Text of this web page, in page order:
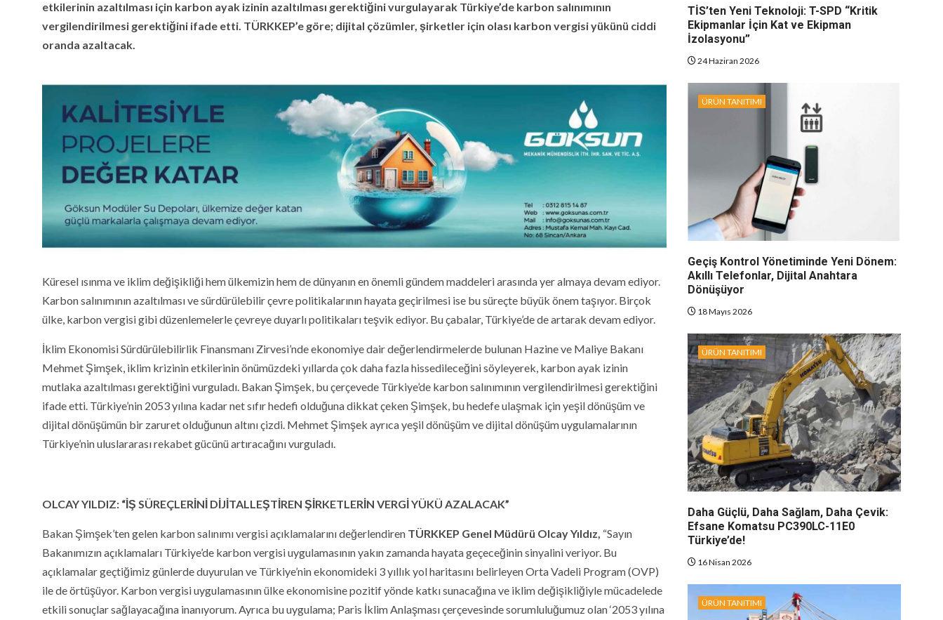
etkilerinin azaltılması için karbon ayak izinin azaltılması gerektiğini vurgulayarak Türkiye’de karbon salınımının
vergilendirilmesi gerektiğini ifade etti. TÜRKKEP’e göre; dijital çözümler, şirketler için olası karbon vergisi yükünü ciddi
oranda azaltacak.
Küresel ısınma ve iklim değişikliği hem ülkemizin hem de dünyanın en önemli gündem maddeleri arasında yer almaya devam ediyor.
Karbon salınımının azaltılması ve sürdürülebilir çevre politikalarının hayata geçirilmesi ise bu süreçte büyük önem taşıyor. Birçok
ülke, karbon vergisi gibi düzenlemelerle çevreye duyarlı politikaları teşvik ediyor. Bu çabalar, Türkiye’de de artarak devam ediyor.
İklim Ekonomisi Sürdürülebilirlik Finansmanı Zirvesi’nde ekonomiye dair değerlendirmelerde bulunan Hazine ve Maliye Bakanı
Mehmet Şimşek, iklim krizinin etkilerinin önümüzdeki yıllarda çok daha fazla hissedileceğini söyleyerek, karbon ayak izinin
mutlaka azaltılması gerektiğini vurguladı. Bakan Şimşek, bu çerçevede Türkiye’de karbon salınımının vergilendirilmesi gerektiğini
ifade etti. Türkiye’nin 2053 yılına kadar net sıfır hedefi olduğuna dikkat çeken Şimşek, bu hedefe ulaşmak için yeşil dönüşüm ve
dijital dönüşümün bir zaruret olduğunun altını çizdi. Mehmet Şimşek ayrıca yeşil dönüşüm ve dijital dönüşüm uygulamalarının
Türkiye’nin uluslararası rekabet gücünü artıracağını vurguladı.
OLCAY YILDIZ: “İŞ SÜREÇLERİNİ DİJİTALLEŞTİREN ŞİRKETLERİN VERGİ YÜKÜ AZALACAK”
Bakan Şimşek’ten gelen karbon salınımı vergisi açıklamalarını değerlendiren TÜRKKEP Genel Müdürü Olcay Yıldız, “Sayın
Bakanımızın açıklamaları Türkiye’de karbon vergisi uygulamasının yakın zamanda hayata geçeceğinin sinyalini veriyor. Bu
açıklamalar geçtiğimiz günlerde duyurulan ve Türkiye’nin ekonomideki 3 yıllık yol haritasını belirleyen Orta Vadeli Program (OVP)
ile de örtüşüyor. Karbon vergisi uygulamasının ülke ekonomisine pozitif yönde katkı sunacağına ve iklim değişikliğiyle mücadelede
etkili sonuçlar sağlayacağına inanıyorum. Ayrıca bu uygulama; Paris İklim Anlaşması çerçevesinde sorumluluğumuz olan ‘2053 yılına
TİS’ten Yeni Teknoloji: T-SPD “Kritik
Ekipmanlar İçin Kat ve Ekipman
İzolasyonu”
24 Haziran 2026
ÜRÜN TANITIMI
Geçiş Kontrol Yönetiminde Yeni Dönem:
Akıllı Telefonlar, Dijital Anahtara
Dönüşüyor
18 Mayıs 2026
ÜRÜN TANITIMI
Daha Güçlü, Daha Sağlam, Daha Çevik:
Efsane Komatsu PC390LC-11E0
Türkiye’de!
16 Nisan 2026
ÜRÜN TANITIMI